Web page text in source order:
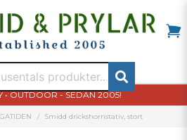
• OUTDOOR - SEDAN 2005!
Smidd drickshornstativ, stort